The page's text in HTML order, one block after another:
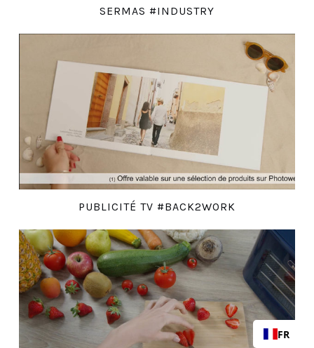
SERMAS #INDUSTRY
PUBLICITÉ TV #BACK2WORK
FR